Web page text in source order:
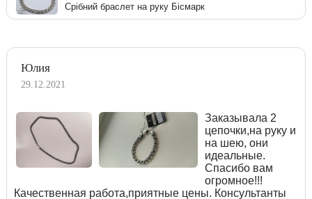
Срібний браслет на руку Бісмарк
Юлия
29.12.2021
Заказывала 2
цепочки,на руку и
на шею, они
идеальные.
Спасибо вам
огромное!!!
Качественная работа,приятные цены. Консультанты